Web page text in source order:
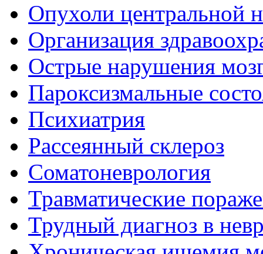
Опухоли центральной
Организация
Острые нарушения
Пароксизмальные
Психиатрия
Рассеянный склероз
Соматоневрология
Травматические
Трудный диагноз в